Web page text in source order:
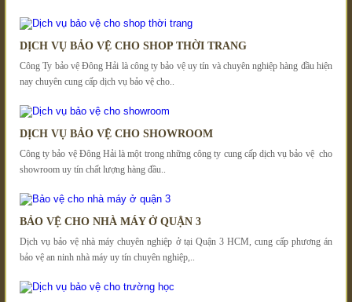
DỊCH VỤ BẢO VỆ CHO SHOP THỜI TRANG
Công Ty bảo vệ Đông Hải là công ty bảo vệ uy tín và chuyên nghiệp hàng đầu hiện
nay chuyên cung cấp dịch vụ bảo vệ cho..
DỊCH VỤ BẢO VỆ CHO SHOWROOM
Công ty bảo vệ Đông Hải là một trong những công ty cung cấp dịch vụ bảo vệ cho
showroom uy tín chất lượng hàng đầu..
BẢO VỆ CHO NHÀ MÁY Ở QUẬN 3
Dịch vụ bảo vệ nhà máy chuyên nghiệp ở tại Quận 3 HCM, cung cấp phương án
bảo vệ an ninh nhà máy uy tín chuyên nghiệp,..